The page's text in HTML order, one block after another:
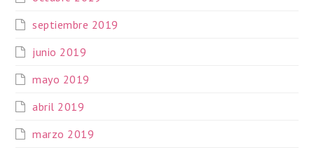
septiembre 2019
junio 2019
mayo 2019
abril 2019
marzo 2019